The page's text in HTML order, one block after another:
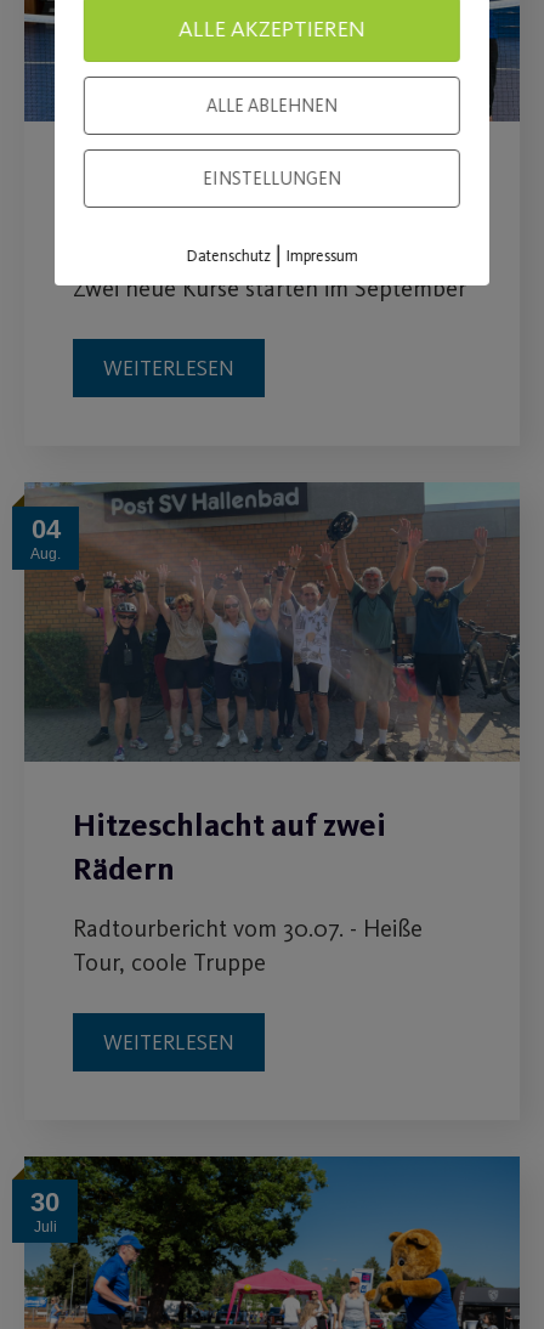
Erfolgreicher Lenkball-
Zwei neue Kurse starten im September
WEITERLESEN
04
Aug.
Hitzeschlacht auf zwei
Rädern
Radtourbericht vom 30.07. - Heiße
Tour, coole Truppe
WEITERLESEN
30
Juli
ALLE AKZEPTIEREN
ALLE ABLEHNEN
EINSTELLUNGEN
Datenschutz| Impressum